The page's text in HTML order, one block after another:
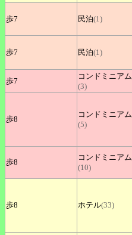
歩7 民泊(1)
歩7 民泊(1)
歩7
コンドミニアム
(3)
歩8
コンドミニアム
(5)
歩8
コンドミニアム
(10)
歩8 ホテル(33)